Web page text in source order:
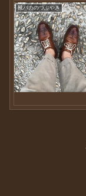
靴バカのつぶやき